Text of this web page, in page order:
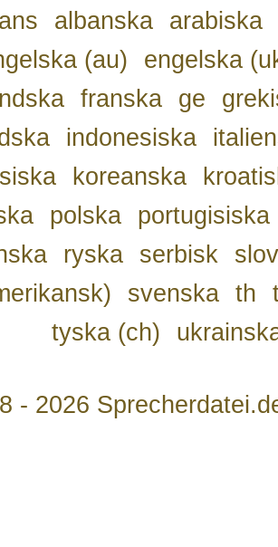
albanska
arabiska
(au)
engelska
franska ge
indonesiska
koreanska
polska
portugisiska
ryska serbisk
svenska th
tyska (ch)
- 2026